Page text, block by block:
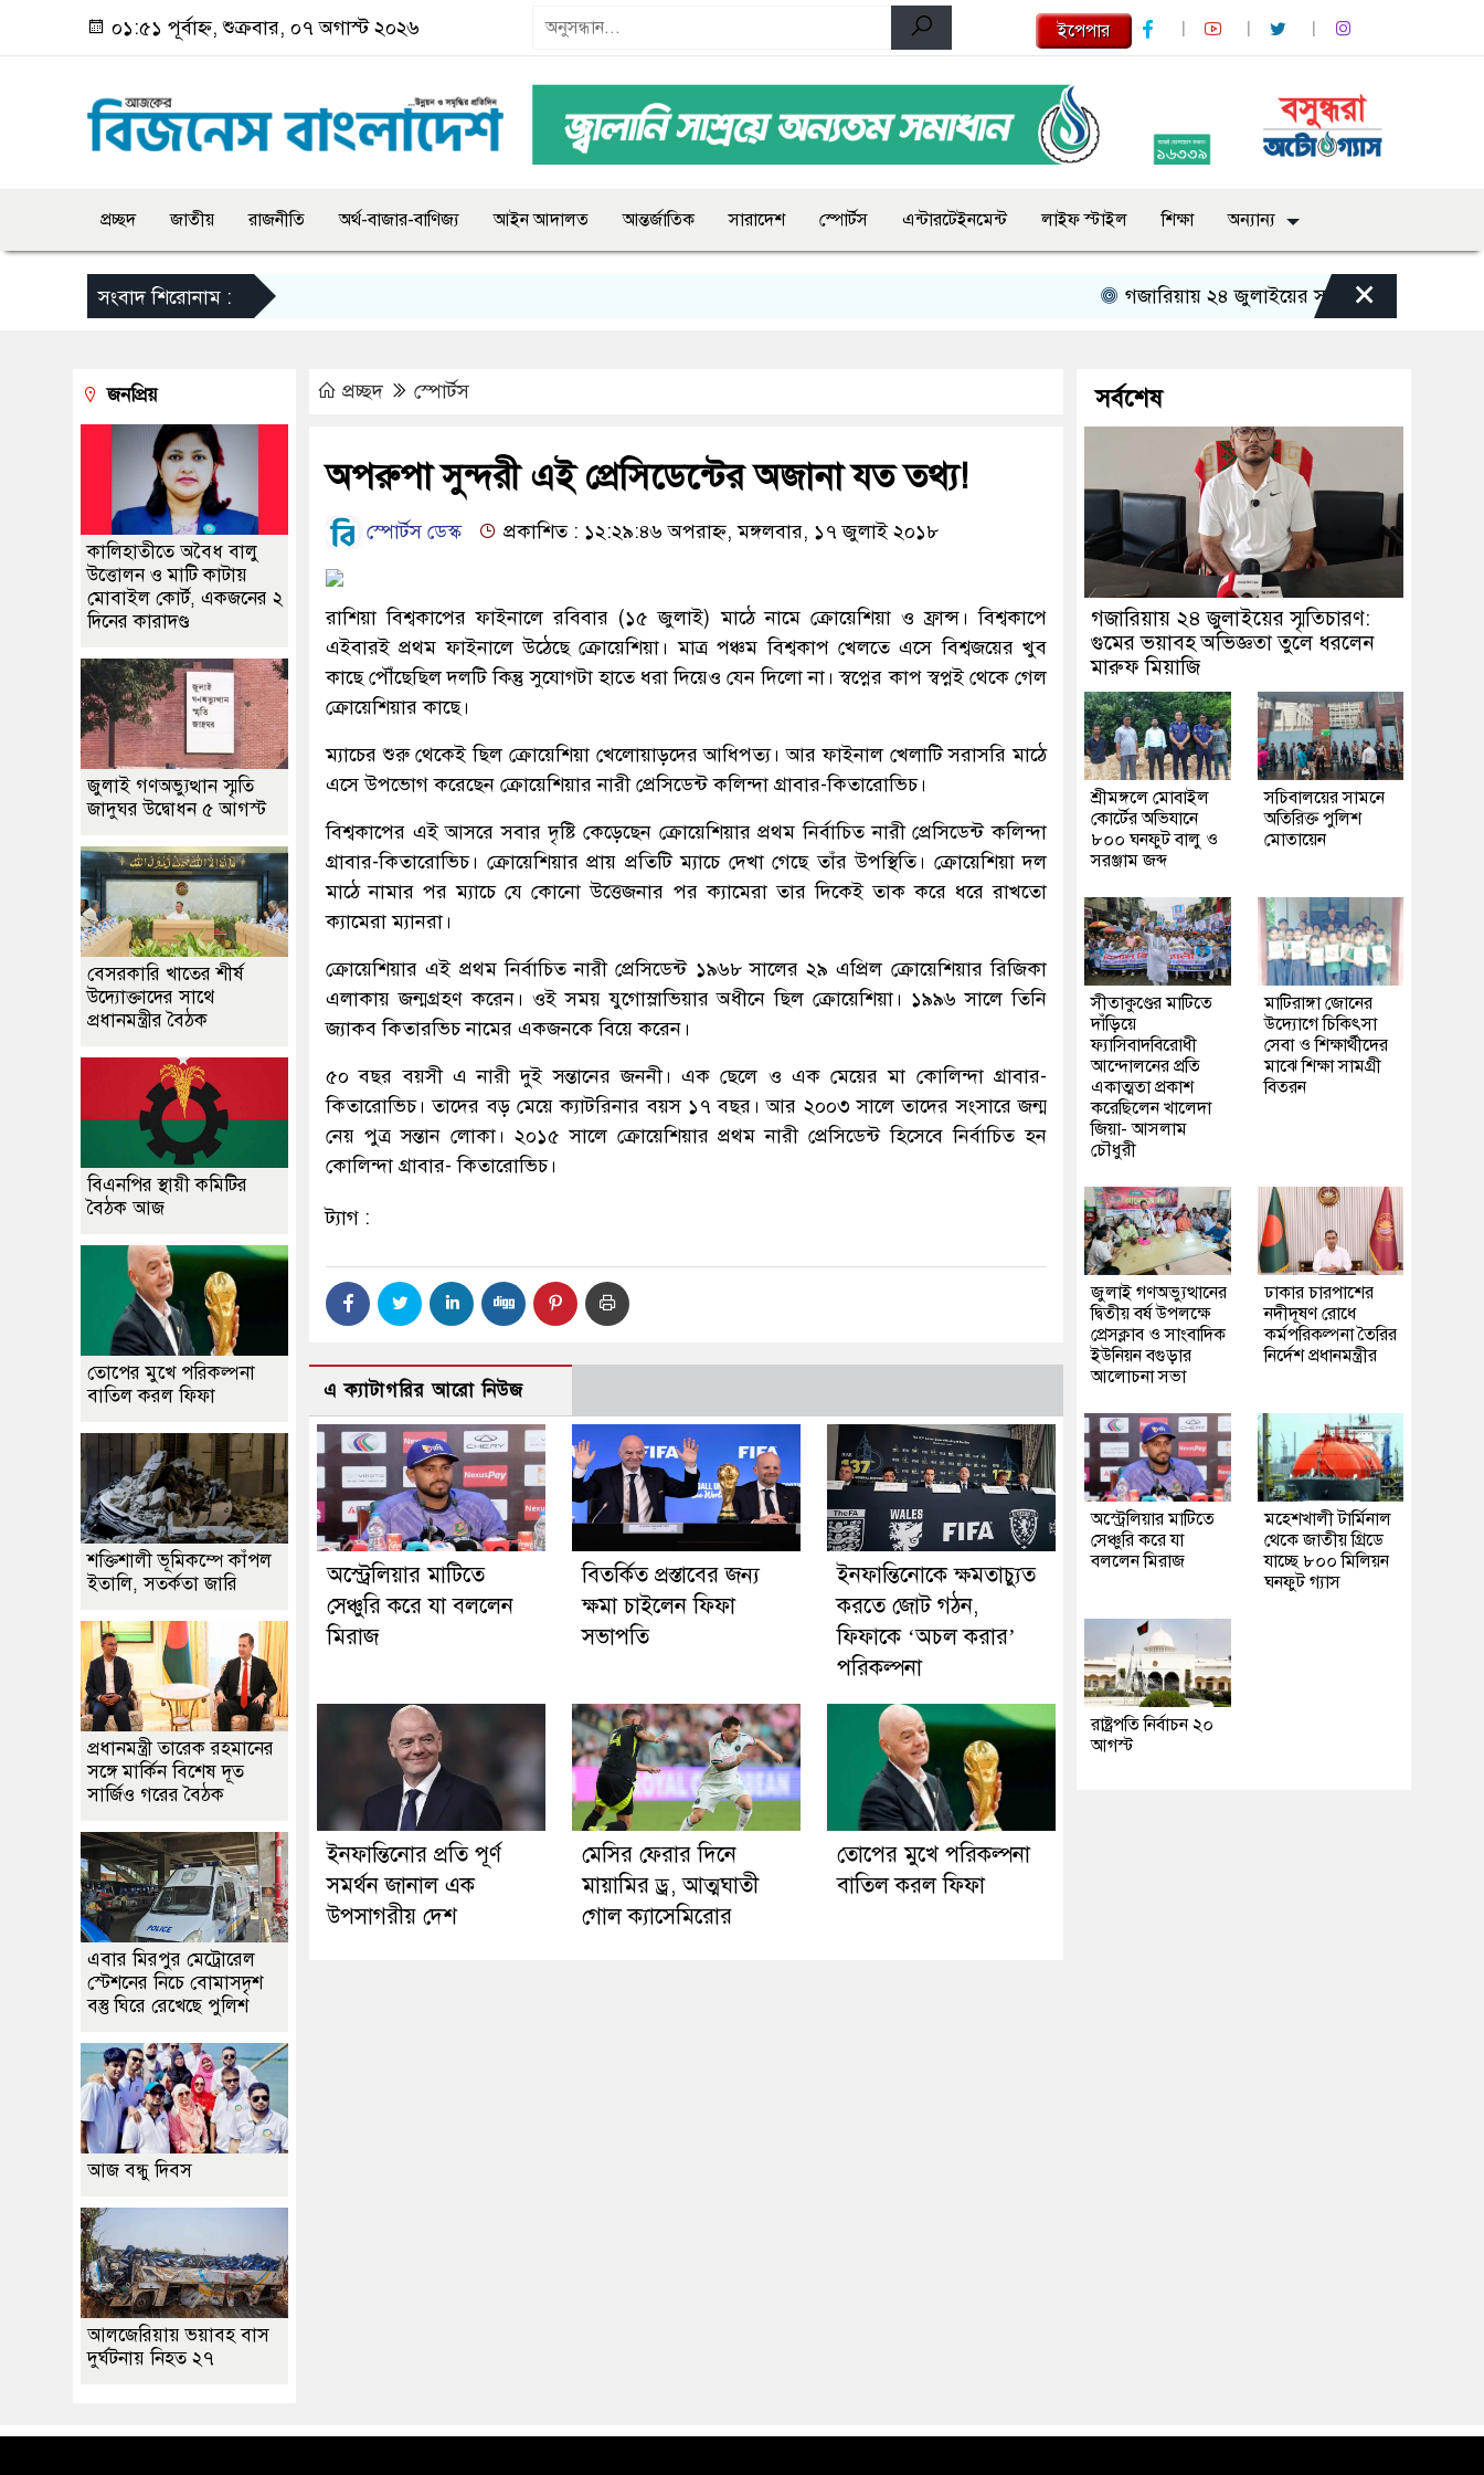
০১:৫১ পূর্বাহ্ন, শুক্রবার, ০৭ অগাস্ট ২০২৬ ইপেপার
প্রচ্ছদ জাতীয় রাজনীতি অর্থ-বাজার-বাণিজ্য আইন আদালত আন্তর্জাতিক সারাদেশ স্পোর্টস এন্টারটেইনমেন্ট লাইফ স্টাইল শিক্ষা অন্যান্য
সংবাদ শিরোনাম : গজারিয়ায় ২৪ জুলাইয়ের স্মৃতিচারণ: গুমের ভয়াবহ
×
প্রচ্ছদ স্পোর্টস
অপরুপা সুন্দরী এই প্রেসিডেন্টের অজানা যত তথ্য!
স্পোর্টস ডেস্ক প্রকাশিত : ১২:২৯:৪৬ অপরাহ্ন, মঙ্গলবার, ১৭ জুলাই ২০১৮
রাশিয়া বিশ্বকাপের ফাইনালে রবিবার (১৫ জুলাই) মাঠে নামে ক্রোয়েশিয়া ও ফ্রান্স। বিশ্বকাপে
এইবারই প্রথম ফাইনালে উঠেছে ক্রোয়েশিয়া। মাত্র পঞ্চম বিশ্বকাপ খেলতে এসে বিশ্বজয়ের খুব
কাছে পৌঁছেছিল দলটি কিন্তু সুযোগটা হাতে ধরা দিয়েও যেন দিলো না। স্বপ্নের কাপ স্বপ্নই থেকে গেল
ক্রোয়েশিয়ার কাছে।
ম্যাচের শুরু থেকেই ছিল ক্রোয়েশিয়া খেলোয়াড়দের আধিপত্য। আর ফাইনাল খেলাটি সরাসরি মাঠে
এসে উপভোগ করেছেন ক্রোয়েশিয়ার নারী প্রেসিডেন্ট কলিন্দা গ্রাবার-কিতারোভিচ।
বিশ্বকাপের এই আসরে সবার দৃষ্টি কেড়েছেন ক্রোয়েশিয়ার প্রথম নির্বাচিত নারী প্রেসিডেন্ট কলিন্দা
গ্রাবার-কিতারোভিচ। ক্রোয়েশিয়ার প্রায় প্রতিটি ম্যাচে দেখা গেছে তাঁর উপস্থিতি। ক্রোয়েশিয়া দল
মাঠে নামার পর ম্যাচে যে কোনো উত্তেজনার পর ক্যামেরা তার দিকেই তাক করে ধরে রাখতো
ক্যামেরা ম্যানরা।
ক্রোয়েশিয়ার এই প্রথম নির্বাচিত নারী প্রেসিডেন্ট ১৯৬৮ সালের ২৯ এপ্রিল ক্রোয়েশিয়ার রিজিকা
এলাকায় জন্মগ্রহণ করেন। ওই সময় যুগোস্লাভিয়ার অধীনে ছিল ক্রোয়েশিয়া। ১৯৯৬ সালে তিনি
জ্যাকব কিতারভিচ নামের একজনকে বিয়ে করেন।
৫০ বছর বয়সী এ নারী দুই সন্তানের জননী। এক ছেলে ও এক মেয়ের মা কোলিন্দা গ্রাবার-
কিতারোভিচ। তাদের বড় মেয়ে ক্যাটরিনার বয়স ১৭ বছর। আর ২০০৩ সালে তাদের সংসারে জন্ম
নেয় পুত্র সন্তান লোকা। ২০১৫ সালে ক্রোয়েশিয়ার প্রথম নারী প্রেসিডেন্ট হিসেবে নির্বাচিত হন
কোলিন্দা গ্রাবার- কিতারোভিচ।
ট্যাগ :
এ ক্যাটাগরির আরো নিউজ
অস্ট্রেলিয়ার মাটিতে
সেঞ্চুরি করে যা বললেন
মিরাজ
বিতর্কিত প্রস্তাবের জন্য
ক্ষমা চাইলেন ফিফা
সভাপতি
ইনফান্তিনোকে ক্ষমতাচ্যুত
করতে জোট গঠন,
ফিফাকে ‘অচল করার’
পরিকল্পনা
ইনফান্তিনোর প্রতি পূর্ণ
সমর্থন জানাল এক
উপসাগরীয় দেশ
মেসির ফেরার দিনে
মায়ামির ড্র, আত্মঘাতী
গোল ক্যাসেমিরোর
তোপের মুখে পরিকল্পনা
বাতিল করল ফিফা
জনপ্রিয়
কালিহাতীতে অবৈধ বালু
উত্তোলন ও মাটি কাটায়
মোবাইল কোর্ট, একজনের ২
দিনের কারাদণ্ড
জুলাই গণঅভ্যুত্থান স্মৃতি
জাদুঘর উদ্বোধন ৫ আগস্ট
বেসরকারি খাতের শীর্ষ
উদ্যোক্তাদের সাথে
প্রধানমন্ত্রীর বৈঠক
বিএনপির স্থায়ী কমিটির
বৈঠক আজ
তোপের মুখে পরিকল্পনা
বাতিল করল ফিফা
শক্তিশালী ভূমিকম্পে কাঁপল
ইতালি, সতর্কতা জারি
প্রধানমন্ত্রী তারেক রহমানের
সঙ্গে মার্কিন বিশেষ দূত
সার্জিও গরের বৈঠক
এবার মিরপুর মেট্রোরেল
স্টেশনের নিচে বোমাসদৃশ
বস্তু ঘিরে রেখেছে পুলিশ
আজ বন্ধু দিবস
আলজেরিয়ায় ভয়াবহ বাস
দুর্ঘটনায় নিহত ২৭
সর্বশেষ
গজারিয়ায় ২৪ জুলাইয়ের স্মৃতিচারণ:
গুমের ভয়াবহ অভিজ্ঞতা তুলে ধরলেন
মারুফ মিয়াজি
শ্রীমঙ্গলে মোবাইল
কোর্টের অভিযানে
৮০০ ঘনফুট বালু ও
সরঞ্জাম জব্দ
সচিবালয়ের সামনে
অতিরিক্ত পুলিশ
মোতায়েন
সীতাকুণ্ডের মাটিতে
দাঁড়িয়ে
ফ্যাসিবাদবিরোধী
আন্দোলনের প্রতি
একাত্মতা প্রকাশ
করেছিলেন খালেদা
জিয়া- আসলাম
চৌধুরী
মাটিরাঙ্গা জোনের
উদ্যোগে চিকিৎসা
সেবা ও শিক্ষার্থীদের
মাঝে শিক্ষা সামগ্রী
বিতরন
জুলাই গণঅভ্যুত্থানের
দ্বিতীয় বর্ষ উপলক্ষে
প্রেসক্লাব ও সাংবাদিক
ইউনিয়ন বগুড়ার
আলোচনা সভা
ঢাকার চারপাশের
নদীদূষণ রোধে
কর্মপরিকল্পনা তৈরির
নির্দেশ প্রধানমন্ত্রীর
অস্ট্রেলিয়ার মাটিতে
সেঞ্চুরি করে যা
বললেন মিরাজ
মহেশখালী টার্মিনাল
থেকে জাতীয় গ্রিডে
যাচ্ছে ৮০০ মিলিয়ন
ঘনফুট গ্যাস
রাষ্ট্রপতি নির্বাচন ২০
আগস্ট